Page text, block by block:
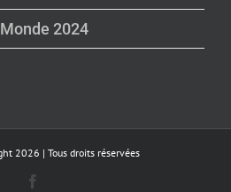
2024
2026 | Tous droits réservées